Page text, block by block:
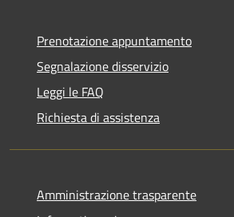
Prenotazione appuntamento
Segnalazione disservizio
Leggi le FAQ
Richiesta di assistenza
Amministrazione trasparente